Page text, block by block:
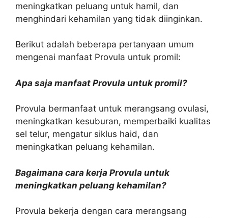
meningkatkan peluang untuk hamil, dan
menghindari kehamilan yang tidak diinginkan.
Berikut adalah beberapa pertanyaan umum
mengenai manfaat Provula untuk promil:
Apa saja manfaat Provula untuk promil?
Provula bermanfaat untuk merangsang ovulasi,
meningkatkan kesuburan, memperbaiki kualitas
sel telur, mengatur siklus haid, dan
meningkatkan peluang kehamilan.
Bagaimana cara kerja Provula untuk
meningkatkan peluang kehamilan?
Provula bekerja dengan cara merangsang